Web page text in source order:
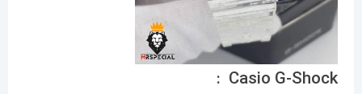
Casio G-Shock :